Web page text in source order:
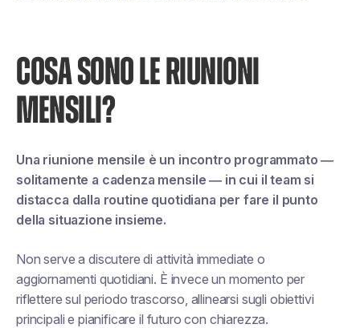
COSA SONO LE RIUNIONI
MENSILI?
Una riunione mensile è un incontro programmato —
solitamente a cadenza mensile — in cui il team si
distacca dalla routine quotidiana per fare il punto
della situazione insieme.
Non serve a discutere di attività immediate o
aggiornamenti quotidiani. È invece un momento per
riflettere sul periodo trascorso, allinearsi sugli obiettivi
principali e pianificare il futuro con chiarezza.